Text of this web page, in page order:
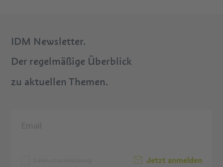
IDM Newsletter.
Der regelmäßige Überblick
zu aktuellen Themen.
Jetzt anmelden